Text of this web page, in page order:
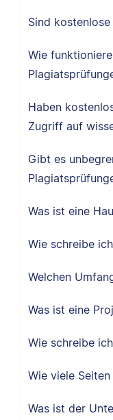
Sind
Wie
Haben
Zugriff auf
Gibt es
Was ist eine
Wie schreibe
Welchen
Was ist eine
Wie schreibe
Wie viele
Was ist der